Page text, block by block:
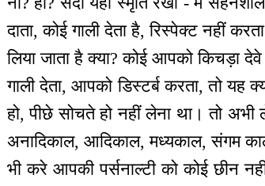
दाता, कोई गाली देता है, रिस्पेक्ट नहीं
लिया जाता है क्या? कोई आपको किचड़ा
गाली देता, आपको डिस्टर्ब करता, तो यह
हो, पीछे सोचते हो नहीं लेना था। तो
अनादिकाल, आदिकाल, मध्यकाल, संगम
भी करे आपकी पर्सनाल्टी को कोई छीन